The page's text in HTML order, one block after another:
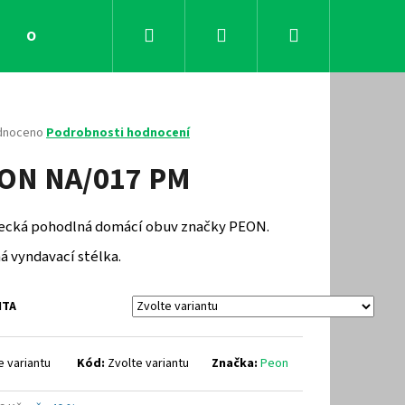
Obchodní podmínky KontaktyPřihlášení
Podrobnosti hodnocení
NA/017 PM
pohodlná domácí obuv značky PEON.
vyndavací stélka.
variantu Kód: Zvolte variantu Značka:Peon
Následující